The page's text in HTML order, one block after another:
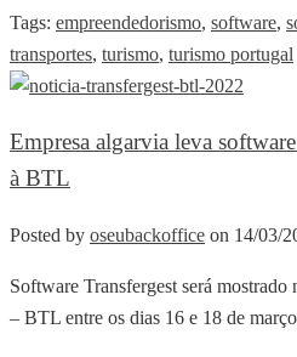
Tags: empreendedorismo, software,
transportes, turismo, turismo portugal
Empresa algarvia leva
à BTL
Posted by oseubackoffice on 14/03/
Software Transfergest será
– BTL entre os dias 16 e 18 de